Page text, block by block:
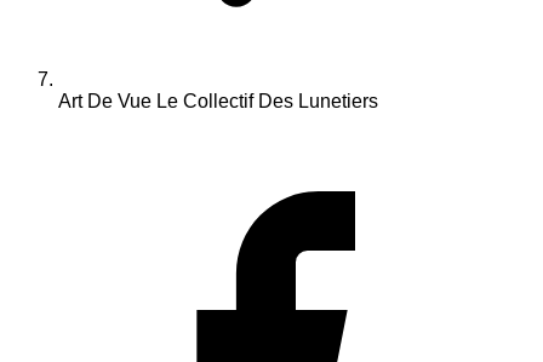
Art De Vue Le Collectif Des Lunetiers